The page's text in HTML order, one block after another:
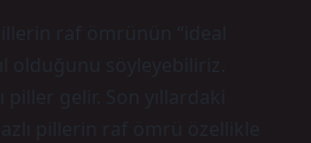
raf ömrünün “ideal
olduğunu söyleyebiliriz.
piller gelir. Son yıllardaki
pillerin raf ömrü özellikle